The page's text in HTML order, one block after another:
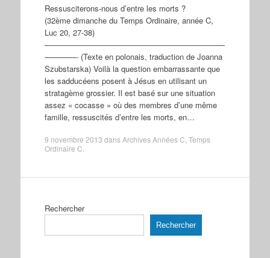
Ressusciterons-nous d’entre les morts ?
(32ème dimanche du Temps Ordinaire, année C,
Luc 20, 27-38)
———————————————————————
————- (Texte en polonais, traduction de Joanna
Szubstarska) Voilà la question embarrassante que
les sadducéens posent à Jésus en utilisant un
stratagème grossier. Il est basé sur une situation
assez « cocasse » où des membres d’une même
famille, ressuscités d’entre les morts, en…
9 novembre 2013 dansArchives Années C Temps
Ordinaire C
Rechercher
Rechercher